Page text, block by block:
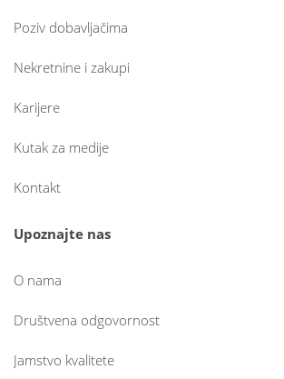
Poziv dobavljačima
Nekretnine i zakupi
Karijere
Kutak za medije
Kontakt
Upoznajte nas
O nama
Društvena odgovornost
Jamstvo kvalitete